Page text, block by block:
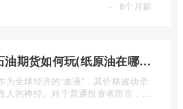
· 8个月前
纸面石油期货如何玩(纸原油在哪里交易)
为全球经济的“血液”，其价格波动牵
人的神经。对于普通投资者而言，直